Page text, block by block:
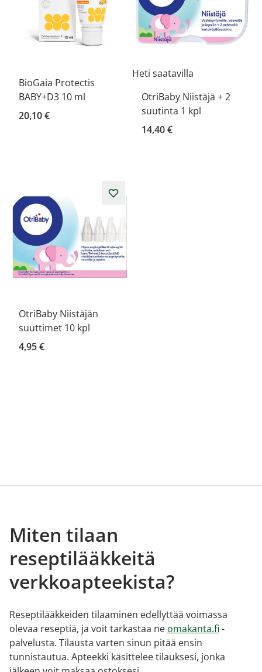
BioGaia Protectis
BABY+D3 10 ml
20,10 €
Heti saatavilla
OtriBaby Niistäjä + 2
suutinta 1 kpl
14,40 €
OtriBaby Niistäjän
suuttimet 10 kpl
4,95 €
Miten tilaan
reseptilääkkeitä
verkkoapteekista?
Reseptilääkkeiden tilaaminen edellyttää voimassa
olevaa reseptiä, ja voit tarkastaa ne omakanta.fi -
palvelusta. Tilausta varten sinun pitää ensin
tunnistautua. Apteekki käsittelee tilauksesi, jonka